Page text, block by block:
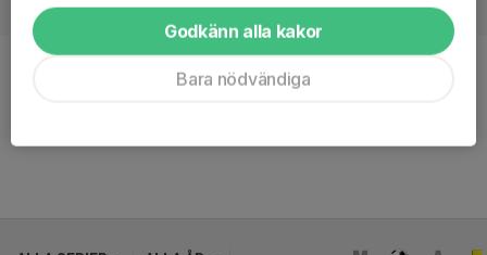
-
Godkänn alla kakor
Bara nödvändiga